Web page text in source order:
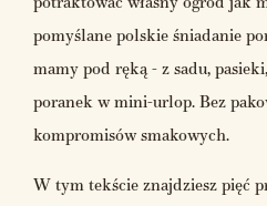
pomyślane polskie śniadanie
mamy pod ręką - z sadu,
poranek w mini-urlop. Bez
kompromisów smakowych.
W tym tekście znajdziesz pięć